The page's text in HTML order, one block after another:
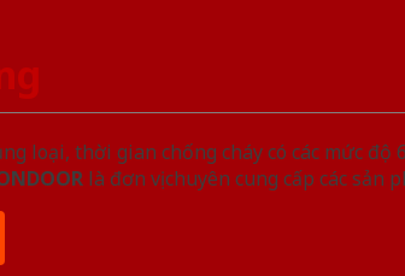
loại, thời gian chống cháy có các mức
là đơn vị chuyên cung cấp các sản